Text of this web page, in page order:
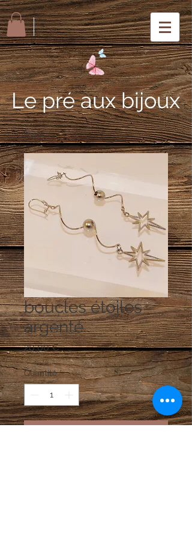
Le pré aux bijoux
boucles étoiles
argenté
20,00 €Prix
Quantité *